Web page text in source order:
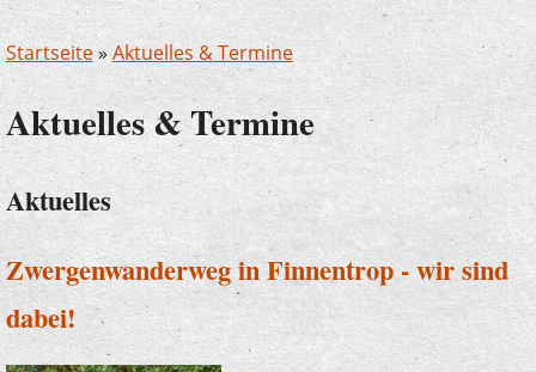
Startseite»Aktuelles & Termine
Aktuelles & Termine
Aktuelles
Zwergenwanderweg in Finnentrop - wir sind
dabei!